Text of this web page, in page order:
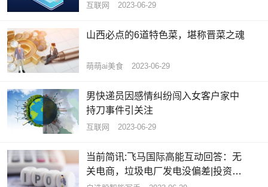
互联网 2023-06-29
山西必点的6道特色菜，堪称晋菜之魂
萌萌ai美食 2023-06-29
男快递员因感情纠纷闯入女客户家中
持刀事件引关注
互联网 2023-06-29
当前简讯:飞马国际高能互动回答：无
关电商，垃圾电厂发电没偏差|投资者